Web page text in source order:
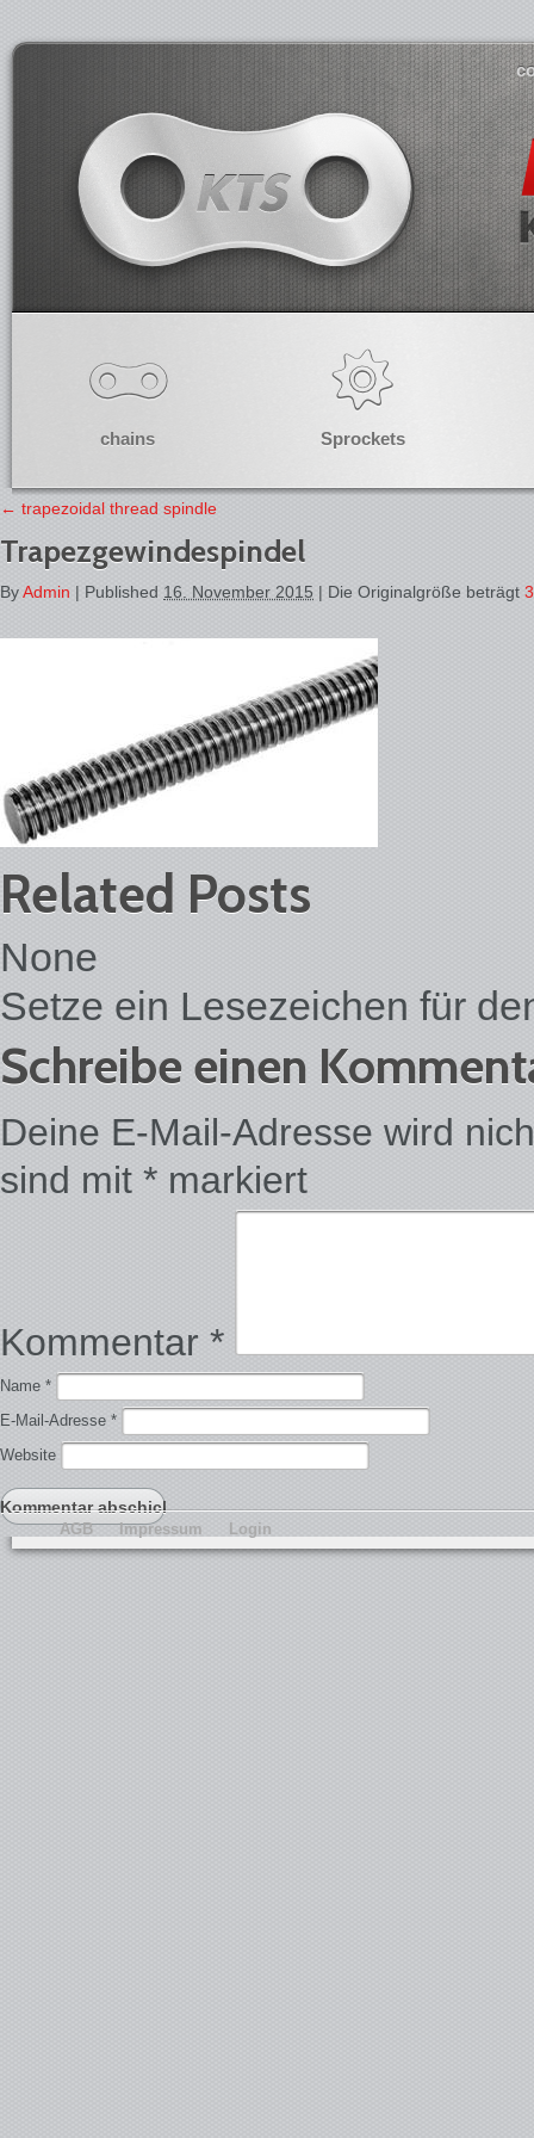
chains Sprockets
← trapezoidal thread spindle
Trapezgewindespindel
ByAdmin | Published 16. November 2015 | Die Originalgröße beträgt
Related Posts
None
Setze ein Lesezeichen für
Schreibe einen
Deine E-Mail-Adresse wird
sind mit * markiert
Kommentar *
Name *
E-Mail-Adresse *
Website
AGB Impressum Login